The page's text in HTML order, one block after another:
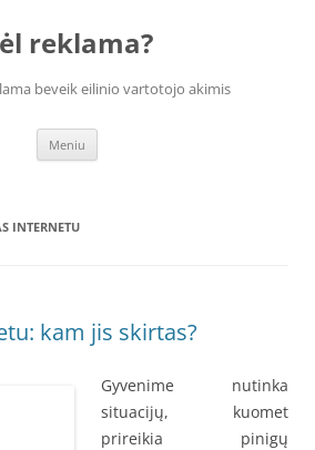
reklama?
beveik eilinio vartotojo akimis
Meniu Pereiti
turinio
INTERNETU
kam jis skirtas?
Gyvenime nutinka
situacijų, kuomet
prireikia pinigų